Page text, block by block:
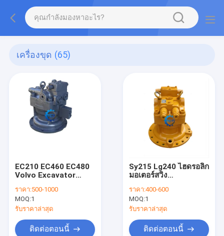
เครื่องขุด (65)
EC210 EC460 EC480
Volvo Excavator
VOE14555790
14552686 14550092
สินค้าที่นํามาใช้ใน
อุปกรณ์ขุดดิน
ราคา:500-1000
MOQ:1
รับราคาล่าสุด
ติดต่อตอนนี้
Sy215 Lg240 ไฮดรอลิก
มอเตอร์สวิง
ราคา:400-600
MOQ:1
รับราคาล่าสุด
ติดต่อตอนนี้